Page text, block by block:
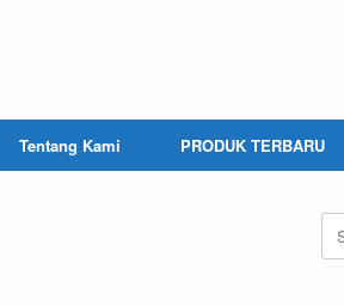
Tentang Kami PRODUK TERBARU
for: